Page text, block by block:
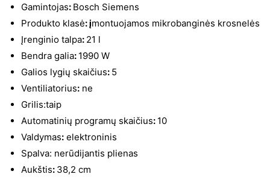
Gamintojas: Bosch Siemens
Produkto klasė: įmontuojamos mikrobanginės krosnelės
Įrenginio talpa: 21 l
Bendra galia: 1990 W
Galios lygių skaičius: 5
Ventiliatorius: ne
Grilis:taip
Automatinių programų skaičius: 10
Valdymas: elektroninis
Spalva: nerūdijantis plienas
Aukštis: 38,2 cm